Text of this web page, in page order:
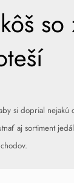
si doprial nejakú
aj sortiment